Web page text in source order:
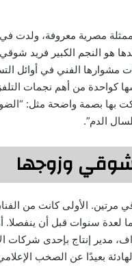
مصرية معروفة، ولدت في
هو النجم الكبير فريد
مشوارها الفني في أوائل
كواحدة من أهم نجمات
بها بصمة واضحة مثل:
الدم”.
شوقي وزوجها
مرتين. الأولى كانت من
لعدة سنوات قبل أن ينفصلا.
مدير إنتاج بإحدى شركات
بعيدًا عن الصخب